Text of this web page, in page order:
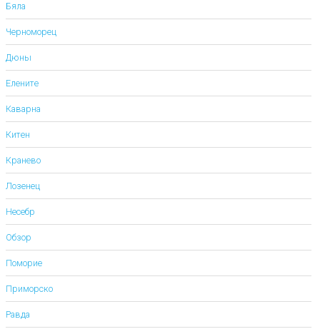
Бяла
Черноморец
Дюны
Елените
Каварна
Китен
Кранево
Лозенец
Несебр
Обзор
Поморие
Приморско
Равда